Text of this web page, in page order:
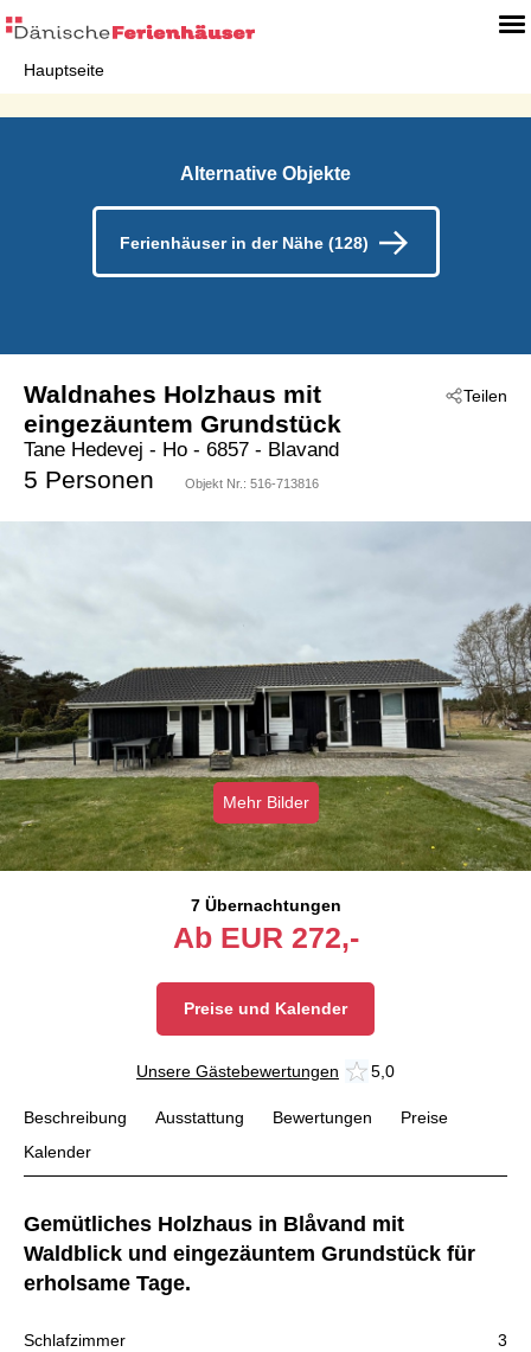
Hauptseite
Alternative Objekte
Ferienhäuser in der Nähe (128)
Teilen
Waldnahes Holzhaus mit
eingezäuntem Grundstück
Tane Hedevej - Ho - 6857 - Blavand
5 Personen Objekt Nr.: 516-713816
Mehr Bilder
7 Übernachtungen
Ab EUR 272,-
Preise und Kalender
Unsere Gästebewertungen 5,0
Beschreibung Ausstattung Bewertungen
Preise
Kalender
Gemütliches Holzhaus in Blåvand mit
Waldblick und eingezäuntem Grundstück für
erholsame Tage.
Schlafzimmer
3